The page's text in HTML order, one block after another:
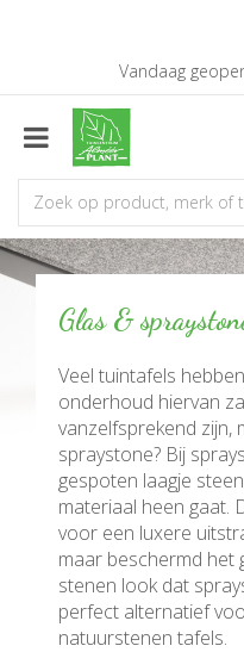
a
t
e
Vandaag
Glas &
Veel tuintafels
onderhoud hiervan
vanzelfsprekend zijn,
spraystone? Bij
gespoten laagje
materiaal heen gaat.
voor een luxere
maar beschermd het
stenen look dat
perfect alternatief
natuurstenen tafels.